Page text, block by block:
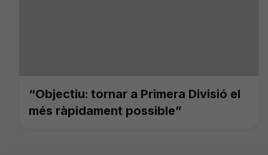
“Objectiu: tornar a Primera Divisió el
més ràpidament possible”